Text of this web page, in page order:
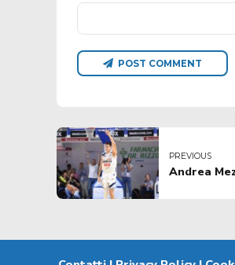
POST COMMENT
PREVIOUS
Andrea